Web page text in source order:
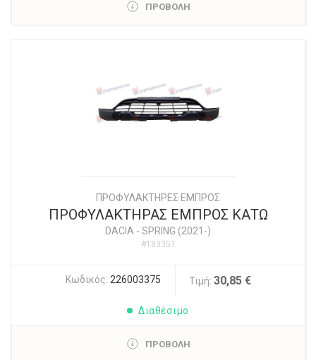
ΠΡΟΒΟΛΗ
ΠΡΟΦΥΛΑΚΤΗΡΕΣ ΕΜΠΡΟΣ
ΠΡΟΦΥΛΑΚΤΗΡΑΣ ΕΜΠΡΟΣ ΚΑΤΩ
DACIA - SPRING (2021-)
#183351
Κωδικός: 226003375 Τιμή: 30,85 €
Διαθέσιμο
ΠΡΟΒΟΛΗ